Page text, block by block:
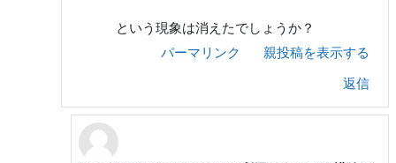
という現象は消えたでしょうか？
パーマリンク
親投稿を表示する
返信